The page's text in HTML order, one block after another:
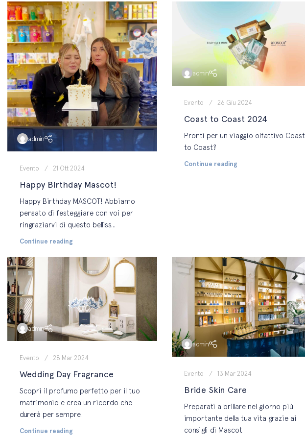
admin
Evento 21 Ott 2024
Happy Birthday Mascot!
Happy Birthday MASCOT! Abbiamo
pensato di festeggiare con voi per
ringraziarvi di questo belliss...
Continue reading
admin
Evento 26 Giu 2024
Coast to Coast 2024
Pronti per un viaggio olfattivo Coast
to Coast?
Continue reading
admin
Evento 28 Mar 2024
Wedding Day Fragrance
Scopri il profumo perfetto per il tuo
matrimonio e crea un ricordo che
durerà per sempre.
Continue reading
admin
Evento 13 Mar 2024
Bride Skin Care
Preparati a brillare nel giorno più
importante della tua vita grazie ai
consigli di Mascot